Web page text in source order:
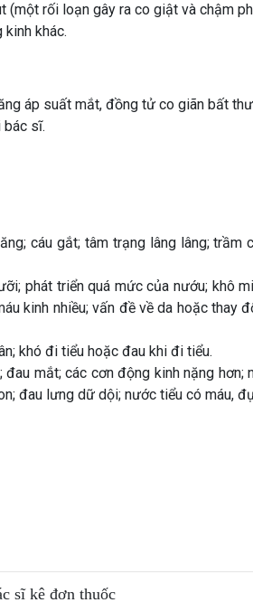
rối loạn gây ra co giật và chậm
khác.
áp suất mắt, đồng tử co giãn bất
bác sĩ.
cáu gắt; tâm trạng lâng lâng; trầm
phát triển quá mức của nướu; khô
kinh nhiều; vấn đề về da hoặc thay
khó đi tiểu hoặc đau khi đi tiểu.
mắt; các cơn động kinh nặng hơn;
đau lưng dữ dội; nước tiểu có máu,
sĩ kê đơn thuốc